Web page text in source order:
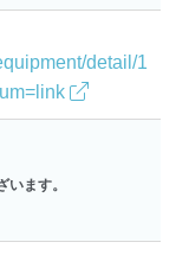
detail/1
ます。